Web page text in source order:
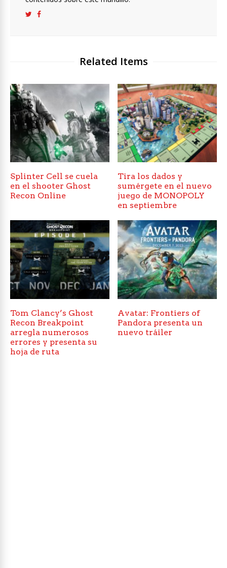
Related Items
Splinter Cell se cuela
en el shooter Ghost
Recon Online
Tira los dados y
sumérgete en el nuevo
juego de MONOPOLY
en septiembre
Tom Clancy’s Ghost
Recon Breakpoint
arregla numerosos
errores y presenta su
hoja de ruta
Avatar: Frontiers of
Pandora presenta un
nuevo tráiler